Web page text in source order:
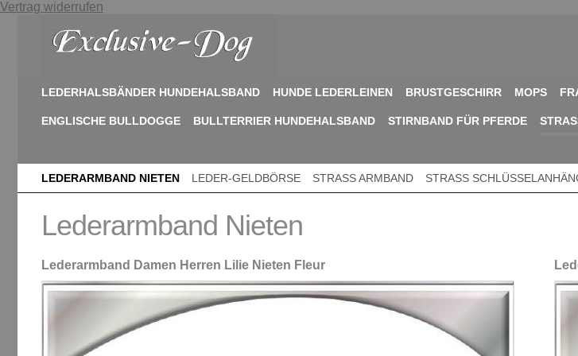
Vertrag widerrufen
LEDERHALSBÄNDER HUNDEHALSBAND HUNDE LEDERLEINEN BRUSTGESCHIRR MOPS
ENGLISCHE BULLDOGGE BULLTERRIER HUNDEHALSBAND STIRNBAND FÜR PFERDE
LEDERARMBAND NIETEN LEDER-GELDBÖRSE STRASS ARMBAND STRASS
Lederarmband Nieten
Lederarmband Damen Herren Lilie Nieten Fleur